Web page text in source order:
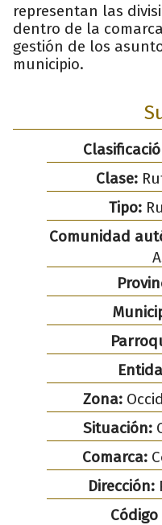
representan las
dentro de la
gestión de los
municipio.
Clase:
Tipo:
Comunidad
Zona:
Situación:
Comarca:
Dirección: